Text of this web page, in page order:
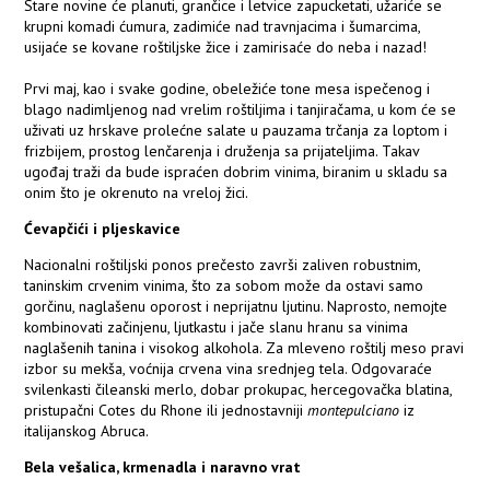
Stare novine će planuti, grančice i letvice zapucketati, užariće se
krupni komadi ćumura, zadimiće nad travnjacima i šumarcima,
usijaće se kovane roštiljske žice i zamirisaće do neba i nazad!
Prvi maj, kao i svake godine, obeležiće tone mesa ispečenog i
blago nadimljenog nad vrelim roštiljima i tanjiračama, u kom će se
uživati uz hrskave prolećne salate u pauzama trčanja za loptom i
frizbijem, prostog lenčarenja i druženja sa prijateljima. Takav
ugođaj traži da bude ispraćen dobrim vinima, biranim u skladu sa
onim što je okrenuto na vreloj žici.
Ćevapčići i pljeskavice
Nacionalni roštiljski ponos prečesto završi zaliven robustnim,
taninskim crvenim vinima, što za sobom može da ostavi samo
gorčinu, naglašenu oporost i neprijatnu ljutinu. Naprosto, nemojte
kombinovati začinjenu, ljutkastu i jače slanu hranu sa vinima
naglašenih tanina i visokog alkohola. Za mleveno roštilj meso pravi
izbor su mekša, voćnija crvena vina srednjeg tela. Odgovaraće
svilenkasti čileanski merlo, dobar prokupac, hercegovačka blatina,
pristupačni Cotes du Rhone ili jednostavnijimontepulciano iz
italijanskog Abruca.
Bela vešalica, krmenadla i naravno vrat